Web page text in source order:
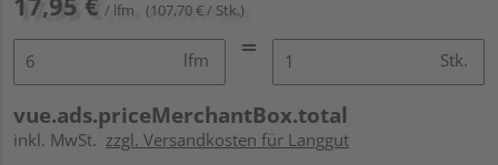
/ lfm (107,70 € / Stk.)
lfm Stk.
vue.ads.priceMerchantBox.total
inkl. MwSt. zzgl. Versandkosten für Langgut